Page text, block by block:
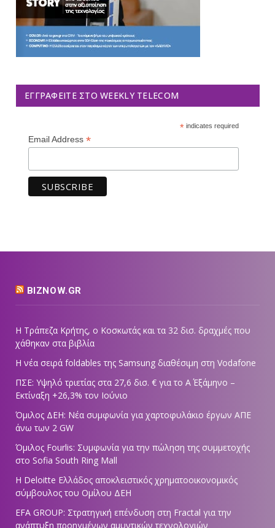
ΕΓΓΡΑΦΕΊΤΕ ΣΤΟ WEEKLY TELECOM
*indicates required
Email Address *
BIZNOW.GR
Η Τράπεζα Κρήτης, ο Κοσκωτάς και τα 32 δισ. δραχμές που
χάθηκαν στα βιβλία
Η νέα σειρά foldables της Samsung διαθέσιμη στη Vodafone
ΠΣΕ: Υψηλό τριετίας στα 27,6 δισ. € για το Α΄ Εξάμηνο –
Εκτίναξη +26,3% τον Ιούνιο
Όμιλος ΔΕΗ: Νέα συμφωνία για χαρτοφυλάκιο έργων ΑΠΕ
άνω των 2 GW
Όμιλος Fourlis: Συμφωνία για την πώληση της συμμετοχής
στο Sofia South Ring Mall
Η Deloitte Ελλάδος αποκλειστικός χρηματοοικονομικός
σύμβουλος του Ομίλου ΔΕΗ
EFA GROUP: Στρατηγική επένδυση στη Fractal για την
ανάπτυξη προηγμένων αμυντικών τεχνολογιών